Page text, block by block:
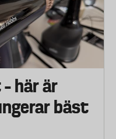
här är
bäst